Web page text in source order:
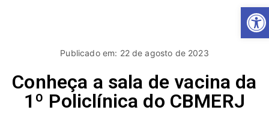
Publicado em: 22 de agosto de 2023
Conheça a sala de vacina da
1º Policlínica do CBMERJ⁣